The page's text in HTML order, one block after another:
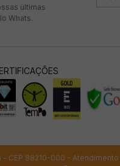
últimas
Whats.
- CEP 88210-000 -